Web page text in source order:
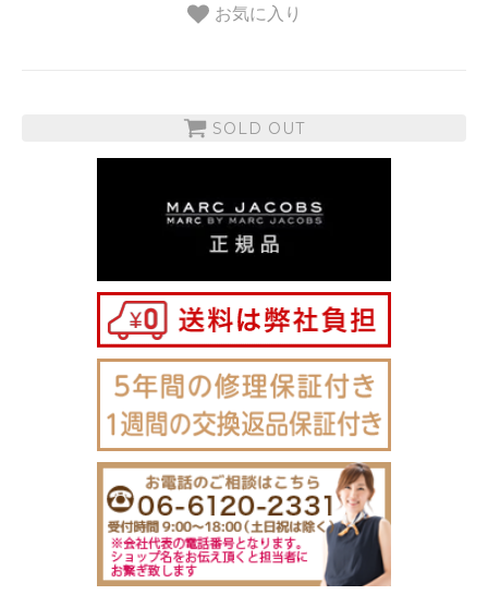
お気に入り
SOLD OUT